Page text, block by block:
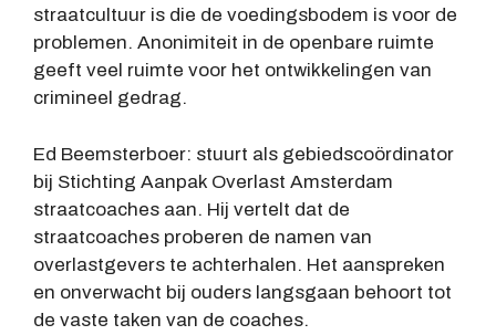
straatcultuur is die de voedingsbodem is voor de
problemen. Anonimiteit in de openbare ruimte
geeft veel ruimte voor het ontwikkelingen van
crimineel gedrag.
Ed Beemsterboer: stuurt als gebiedscoördinator
bij Stichting Aanpak Overlast Amsterdam
straatcoaches aan. Hij vertelt dat de
straatcoaches proberen de namen van
overlastgevers te achterhalen. Het aanspreken
en onverwacht bij ouders langsgaan behoort tot
de vaste taken van de coaches.